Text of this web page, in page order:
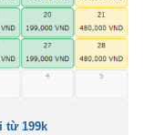
từ 199k